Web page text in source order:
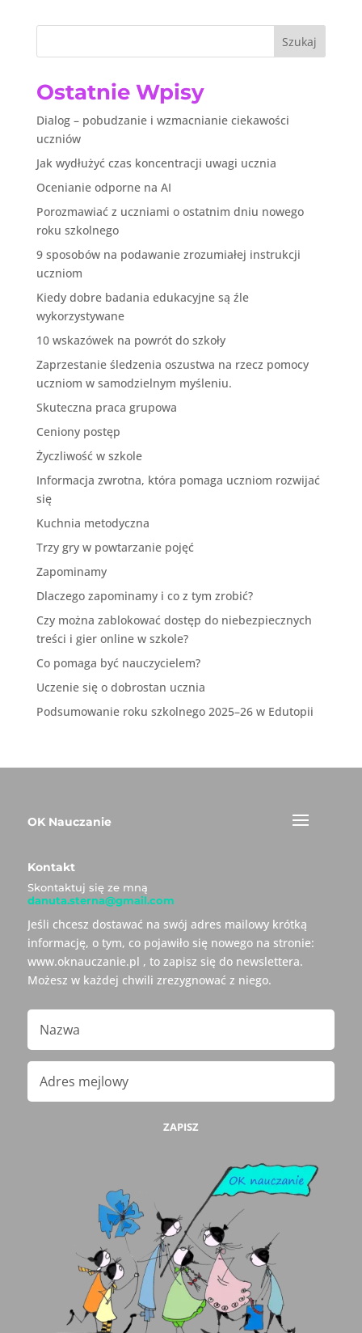
Szukaj
Ostatnie Wpisy
Dialog – pobudzanie i wzmacnianie ciekawości
uczniów
Jak wydłużyć czas koncentracji uwagi ucznia
Ocenianie odporne na AI
Porozmawiać z uczniami o ostatnim dniu nowego
roku szkolnego
9 sposobów na podawanie zrozumiałej instrukcji
uczniom
Kiedy dobre badania edukacyjne są źle
wykorzystywane
10 wskazówek na powrót do szkoły
Zaprzestanie śledzenia oszustwa na rzecz pomocy
uczniom w samodzielnym myśleniu.
Skuteczna praca grupowa
Ceniony postęp
Życzliwość w szkole
Informacja zwrotna, która pomaga uczniom rozwijać
się
Kuchnia metodyczna
Trzy gry w powtarzanie pojęć
Zapominamy
Dlaczego zapominamy i co z tym zrobić?
Czy można zablokować dostęp do niebezpiecznych
treści i gier online w szkole?
Co pomaga być nauczycielem?
Uczenie się o dobrostan ucznia
Podsumowanie roku szkolnego 2025–26 w Edutopii
OK Nauczanie
Kontakt
Skontaktuj się ze mną
danuta.sterna@gmail.com
Jeśli chcesz dostawać na swój adres mailowy krótką
informację, o tym, co pojawiło się nowego na stronie:
www.oknauczanie.pl , to zapisz się do newslettera.
Możesz w każdej chwili zrezygnować z niego.
ZAPISZ